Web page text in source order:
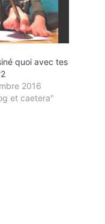
quoi avec tes
2016
et caetera"